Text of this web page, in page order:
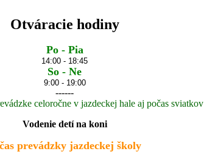
Otváracie hodiny
Po - Pia
14:00 - 18:45
So - Ne
9:00 - 19:00
------
celoročne v jazdeckej hale aj počassviatkov
Vodenie detí na koni
prevádzky jazdeckej školy